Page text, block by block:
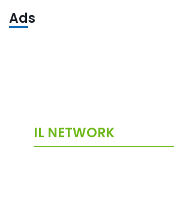
Ads
IL NETWORK